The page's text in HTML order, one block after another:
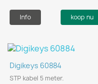
Info koop nu
Digikeys 60884
STP kabel 5 meter.